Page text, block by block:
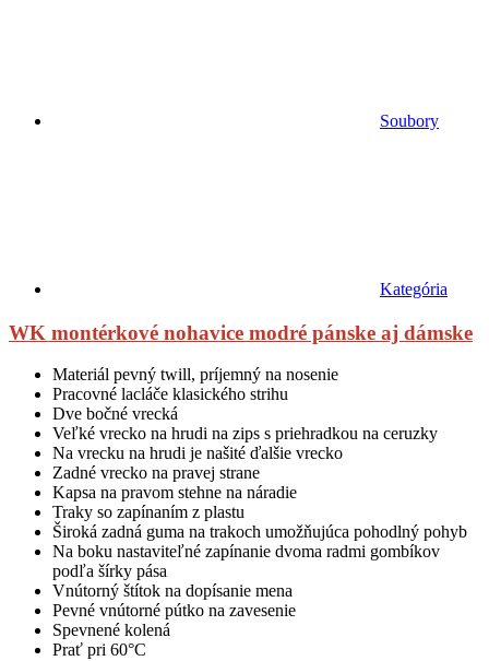
Soubory
Kategória
WK montérkové nohavice modré pánske aj dámske
Materiál pevný twill, príjemný na nosenie
Pracovné lacláče klasického strihu
Dve bočné vrecká
Veľké vrecko na hrudi na zips s priehradkou na ceruzky
Na vrecku na hrudi je našité ďalšie vrecko
Zadné vrecko na pravej strane
Kapsa na pravom stehne na náradie
Traky so zapínaním z plastu
Široká zadná guma na trakoch umožňujúca pohodlný pohyb
Na boku nastaviteľné zapínanie dvoma radmi gombíkov
podľa šírky pása
Vnútorný štítok na dopísanie mena
Pevné vnútorné pútko na zavesenie
Spevnené kolená
Prať pri 60°C